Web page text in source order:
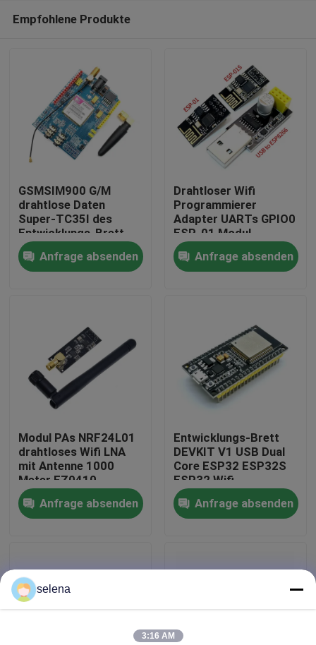
Zu Hause
Werksbesichtigung
Qualitätskontrolle
Kontaktieren Sie uns
Neuigkeiten
Blog
Verstärker-Board-Modul
Empfohlene Produkte
GSMSIM900 G/M
drahtlose Daten
Super-TC35I des
Entwicklungs-Brett-
GPRS SMS
Anfrage absenden
Drahtloser Wifi
Programmierer
Adapter UARTs GPIO0
ESP-01 Modul-
ESP8266 CH340G
Esp01Anfrage absenden
Modul PAs NRF24L01
drahtloses Wifi LNA
mit Antenne 1000
Meter FZ0410
Anfrage absenden
Entwicklungs-Brett
DEVKIT V1 USB Dual
Core ESP32 ESP32S
ESP32 Wifi
Anfrage absenden
selena
3:16 AM